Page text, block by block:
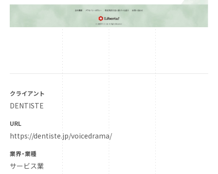
クライアント
DENTISTE
URL
https://dentiste.jp/voicedrama/
業界・業種
サービス業